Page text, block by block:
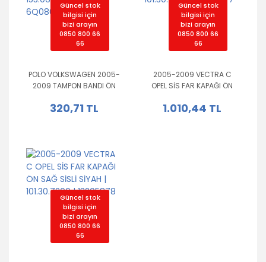
Güncel stok
bilgisi için
bizi arayın
0850 800 66
66
POLO VOLKSWAGEN 2005-
2009 TAMPON BANDI ÖN
| 6Q08077189B9
320,71 TL
Güncel stok
bilgisi için
bizi arayın
0850 800 66
66
2005-2009 VECTRA C
OPEL SİS FAR KAPAĞI ÖN
101.30.7300 | 13205877
1.010,44 TL
Güncel stok
bilgisi için
bizi arayın
0850 800 66
66